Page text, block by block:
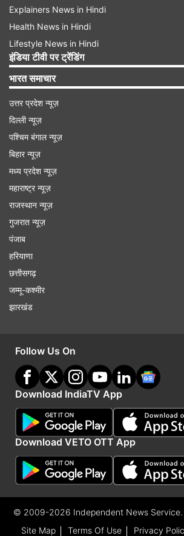
Explainers News in Hindi
Health News in Hindi
Lifestyle News in Hindi
इंडिया टीवी पर ट्रेंडिंग
भारत समाचार
उत्तर प्रदेश न्यूज़
दिल्ली न्यूज़
पश्चिम बंगाल न्यूज़
बिहार न्यूज़
मध्य प्रदेश न्यूज़
महाराष्ट्र न्यूज़
राजस्थान न्यूज़
गुजरात न्यूज़
पंजाब
हरियाणा
छत्तीसगढ़
जम्मू-कश्मीर
झारखंड
Follow Us On
Download IndiaTV App
Download VETO OTT App
© 2009-2026 Independent News Service.
Site Map
Terms Of Use Privacy